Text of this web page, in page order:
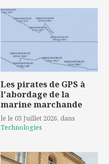
Les pirates de GPS à
l'abordage de la
marine marchande
le le 03 Juillet 2026, dans
Technologies